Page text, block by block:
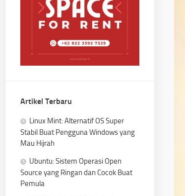
Artikel Terbaru
Linux Mint: Alternatif OS Super
Stabil Buat Pengguna Windows yang
Mau Hijrah
Ubuntu: Sistem Operasi Open
Source yang Ringan dan Cocok Buat
Pemula